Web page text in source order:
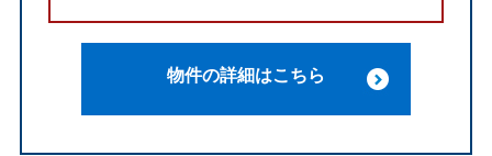
物件の詳細はこちら